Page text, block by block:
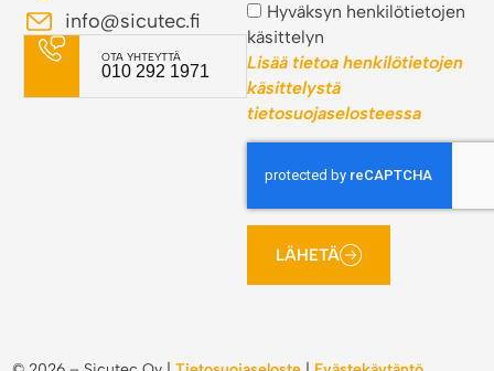
info@sicutec.fi
OTA YHTEYTTÄ
010 292 1971
Hyväksyn henkilötietojen
käsittelyn
Lisää tietoa henkilötietojen
käsittelystä
tietosuojaselosteessa
LÄHETÄ